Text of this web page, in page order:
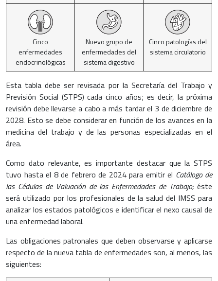
Cinco
enfermedades
endocrinológicas
Nuevo grupo de
enfermedades del
sistema digestivo
Cinco patologías del
sistema circulatorio
Esta tabla debe ser revisada por la Secretaría del Trabajo y
Previsión Social (STPS) cada cinco años; es decir, la próxima
revisión debe llevarse a cabo a más tardar el 3 de diciembre de
2028. Esto se debe considerar en función de los avances en la
medicina del trabajo y de las personas especializadas en el
área.
Como dato relevante, es importante destacar que la STPS
tuvo hasta el 8 de febrero de 2024 para emitir el Catálogo de
las Cédulas de Valuación de las Enfermedades de Trabajo;éste
será utilizado por los profesionales de la salud del IMSS para
analizar los estados patológicos e identificar el nexo causal de
una enfermedad laboral.
Las obligaciones patronales que deben observarse y aplicarse
respecto de la nueva tabla de enfermedades son, al menos, las
siguientes: